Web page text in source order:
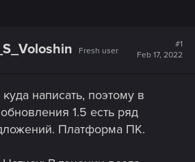
Fresh user
#1
Feb 17, 2022
написать, поэтому в
1.5 есть ряд
Платформа ПК.